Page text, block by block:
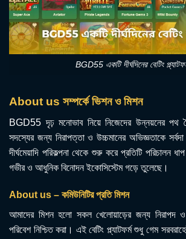
BGD55 একটি দীর্ঘদিনের বেটিং
About us সম্পর্কে ভিশন ও মিশন
BGD55 দৃঢ় মনোভাব নিয়ে নিজেদের উন্নয়নের পথ
সদস্যের জন্য নিরাপত্তা ও উচ্চমানের অভিজ্ঞতাকে
দীর্ঘমেয়াদি পরিকল্পনা থেকে শুরু করে প্রতিটি পরিচালন
গভীর ও আধুনিক বিনোদন ইকোসিস্টেম গড়ে তুলেছে।
About us – কমিউনিটির প্রতি মিশন
আমাদের মিশন হলো সকল খেলোয়াড়ের জন্য নিরাপদ
পরিবেশ নিশ্চিত করা। এই বেটিং প্ল্যাটফর্ম শুধু গেম